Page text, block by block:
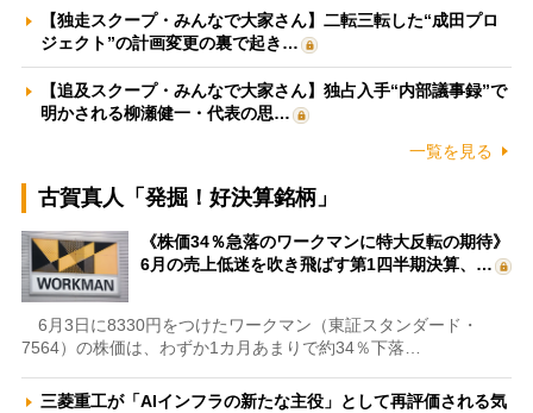
【独走スクープ・みんなで大家さん】二転三転した“成田プロ
ジェクト”の計画変更の裏で起き…
【追及スクープ・みんなで大家さん】独占入手“内部議事録”で
明かされる柳瀬健一・代表の思…
一覧を見る
古賀真人「発掘！好決算銘柄」
《株価34％急落のワークマンに特大反転の期待》
6月の売上低迷を吹き飛ばす第1四半期決算、…
6月3日に8330円をつけたワークマン（東証スタンダード・
7564）の株価は、わずか1カ月あまりで約34％下落…
三菱重工が「AIインフラの新たな主役」として再評価される気